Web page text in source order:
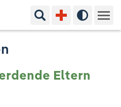
Suchbegriff eingeben
Hoher
Eltern